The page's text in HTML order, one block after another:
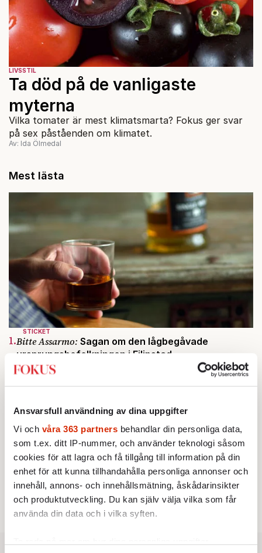
Ansvarsfull användning av dina uppgifter
Vi och våra 363 partners behandlar din personliga data,
som t.ex. ditt IP-nummer, och använder teknologi såsom
cookies för att lagra och få tillgång till information på din
enhet för att kunna tillhandahålla personliga annonser och
innehåll, annons- och innehållsmätning, åskådarinsikter
och produktutveckling. Du kan själv välja vilka som får
använda din data och i vilka syften.
LIVSSTIL
Ta död på de vanligaste
myterna
Vilka tomater är mest klimatsmarta? Fokus ger svar
på sex påståenden om klimatet.
Av: Ida Ölmedal
Mest lästa
STICKET
1.Bitte Assarmo: Sagan om den lågbegåvade
ursprungsbefolkningen i Filipstad
KRÖNIKA
2.Sakine Madon:
Efter islamistdådet oroar sig
vänstern för Agnes Wold
3.Därför liknar Putin både tsaren och Stalin
KRÖNIKA
4. Johan Hakelius: DN-rubriken visar vad som sägs
mellan raderna
STICKET
5.Dan Korn:Quisling, quislingar och sten i glashus
STICKET
6.Johan Romin:Varför ställs aldrig dessa frågor?